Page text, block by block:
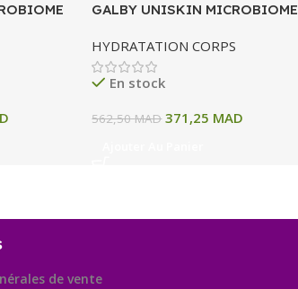
GALBY UNISKIN MICROBIOME
DEPIGMENTANT
ECLAIRCISSANT 250 ML
HYDRATATION CORPS
En stock
562,50MAD 371,25 MAD
de vente